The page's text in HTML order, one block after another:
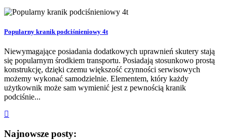
Popularny kranik podciśnieniowy 4t
Niewymagające posiadania dodatkowych uprawnień skutery stają
się popularnym środkiem transportu. Posiadają stosunkowo prostą
konstrukcję, dzięki czemu większość czynności serwisowych
możemy wykonać samodzielnie. Elementem, który każdy
użytkownik może sam wymienić jest z pewnością kranik
podciśnie...
Najnowsze posty: